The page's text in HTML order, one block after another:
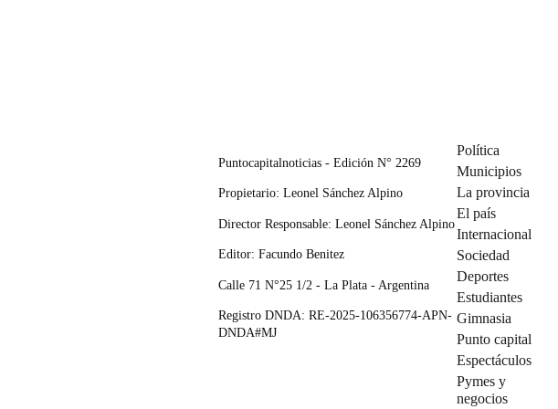
Puntocapitalnoticias - Edición N° 2269
Propietario: Leonel Sánchez Alpino
Director Responsable: Leonel Sánchez Alpino
Editor: Facundo Benitez
Calle 71 N°25 1/2 - La Plata - Argentina
Registro DNDA: RE-2025-106356774-APN-
DNDA#MJ
Política
Municipios
La provincia
El país
Internacional
Sociedad
Deportes
Estudiantes
Gimnasia
Punto capital
Espectáculos
Pymes y
negocios